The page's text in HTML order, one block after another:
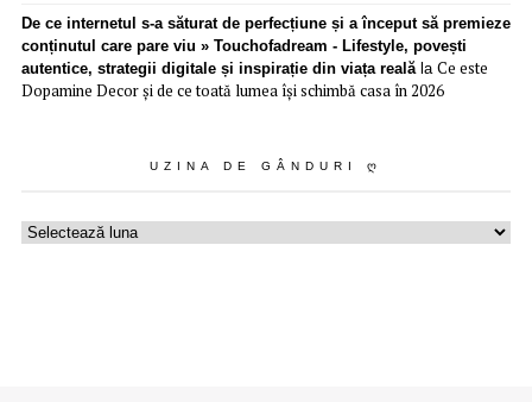
De ce internetul s-a săturat de perfecțiune și a început să premieze
conținutul care pare viu » Touchofadream - Lifestyle, povești
autentice, strategii digitale și inspirație din viața realăla Ce este
Dopamine Decor și de ce toată lumea își schimbă casa în 2026
UZINA DE GÂNDURI Ღ
Uzina